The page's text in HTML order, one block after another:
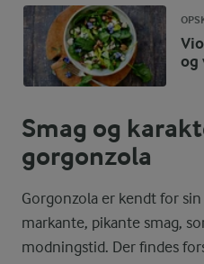
og
Smag og
gorgonzola
Gorgonzola er kendt for
markante, pikante smag,
modningstid. Der findes